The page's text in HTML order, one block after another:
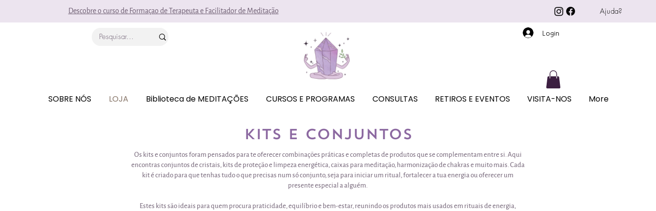
Descobre o curso de Formaçao de Terapeuta e Facilitador de Meditação Ajuda?
Login
SOBRE NÓS LOJA Biblioteca de MEDITAÇÕES CURSOS E PROGRAMAS CONSULTAS RETIROS E EVENTOS VISITA-NOS More
KITS E CONJUNTOS
Os kits e conjuntos foram pensados para te oferecer combinações práticas e completas de produtos que se complementam entre si. Aqui
encontras conjuntos de cristais, kits de proteção e limpeza energética, caixas para meditação, harmonização de chakras e muito mais. Cada
kit é criado para que tenhas tudo o que precisas num só conjunto, seja para iniciar um ritual, fortalecer a tua energia ou oferecer um
presente especial a alguém.
Estes kits são ideais para quem procura praticidade, equilíbrio e bem-estar, reunindo os produtos mais usados em rituais de energia,